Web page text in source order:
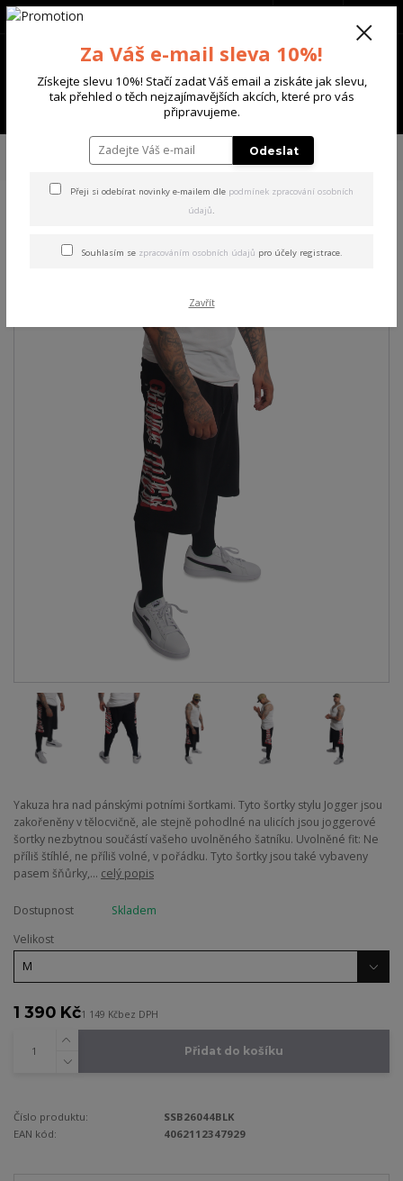
Menu
+420 702 136 620
ŠORTKY
Yakuza pánské šortky Game Over Sweat
Over Sweat Shorts black M
Yakuza hra nad pánskými potními šortkami. Tyto šortky stylu Jogger jsou
zakořeněny v tělocvičně, ale stejně pohodlné na ulicích jsou joggerové
šortky nezbytnou součástí vašeho uvolněného šatníku. Uvolněné fit: Ne
příliš štíhlé, ne příliš volné, v pořádku. Tyto šortky jsou také vybaveny
pasem šňůrky,... celý popis
Dostupnost
Skladem
Velikost
1 390 Kč1 149 Kčbez DPH
Přidat do košíku
Číslo produktu:
SSB26044BLK
EAN kód:
4062112347929
Za Váš e-mail sleva 10%!
Získejte slevu 10%! Stačí zadat Váš email a ziskáte jak slevu,
tak přehled o těch nejzajímavějších akcích, které pro vás
připravujeme.
Odeslat
Přeji si odebírat novinky e-mailem dle podmínek zpracování osobních
údajů.
Souhlasím se zpracováním osobních údajů pro účely registrace.
Zavřít